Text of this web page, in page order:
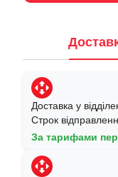
Доставка у
Строк
За тарифами